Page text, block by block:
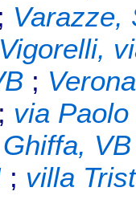
; Varazze,
;
; via
VB
; villa